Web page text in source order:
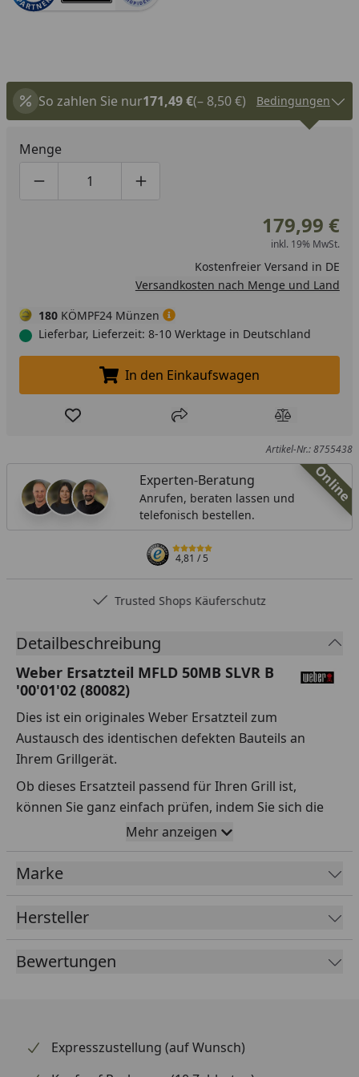
So zahlen Sie nur171,49 €(– 8,50 €) Bedingungen
Menge
Produktmenge um eins verringern
Produktmenge manuell eingeben
Produktmenge um eins erhöhen
179,99 €
inkl. 19% MwSt.
Kostenfreier Versand in DE
Versandkosten nach Menge und Land
180 KÖMPF24 Münzen
Lieferbar, Lieferzeit: 8-10 Werktage in Deutschland
In den Einkaufswagen legen
In den Einkaufswagen
Produkt zur Wunschliste hinzufügen
Teilen Produkt
Artikel-Nr.: 8755438
Online
Experten-Beratung
Anrufen, beraten lassen und
telefonisch bestellen.
4,81/ 5
Trusted Shops Käuferschutz
Detailbeschreibung
Weber Ersatzteil MFLD 50MB SLVR B
'00'01'02 (80082)
Dies ist ein originales Weber Ersatzteil zum
Austausch des identischen defekten Bauteils an
Ihrem Grillgerät.
Ob dieses Ersatzteil passend für Ihren Grill ist,
können Sie ganz einfach prüfen, indem Sie sich die
Explosionszeichnung Ihres Grills anschauen und dort
das betreffende Teil heraussuchen.
Über die Seriennummer Ihres Grillgeräts kommen Sie
ganz einfach zur passenden Explosionszeichnung.
Geben Sie dafür die Seriennummer
Sollte Ihnen nicht bekannt sein, wo Sie die
Abmessungen oder Gewichte zu den Ersatzteilen
Mehr anzeigen
Marke
Hersteller
Bewertungen
Expresszustellung (auf Wunsch)